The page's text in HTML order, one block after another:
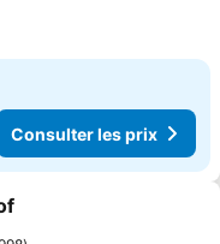
Consulter les prix
à mes favoris